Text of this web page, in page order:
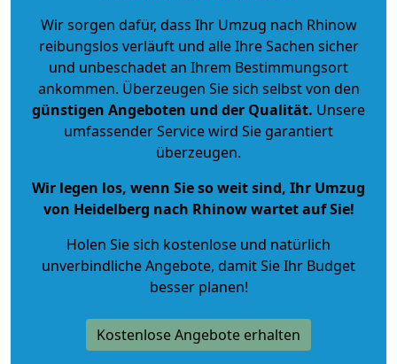
Wir sorgen dafür, dass Ihr Umzug nach Rhinow
reibungslos verläuft und alle Ihre Sachen sicher
und unbeschadet an Ihrem Bestimmungsort
ankommen. Überzeugen Sie sich selbst von den
günstigen Angeboten und der Qualität. Unsere
umfassender Service wird Sie garantiert
überzeugen.
Wir legen los, wenn Sie so weit sind, Ihr Umzug
von Heidelberg nach Rhinow wartet auf Sie!
Holen Sie sich kostenlose und natürlich
unverbindliche Angebote, damit Sie Ihr Budget
besser planen!
Kostenlose Angebote erhalten